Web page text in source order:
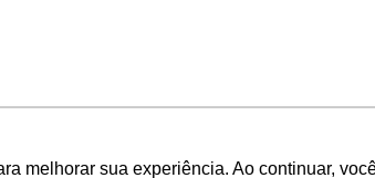
melhorar sua experiência. Ao continuar,